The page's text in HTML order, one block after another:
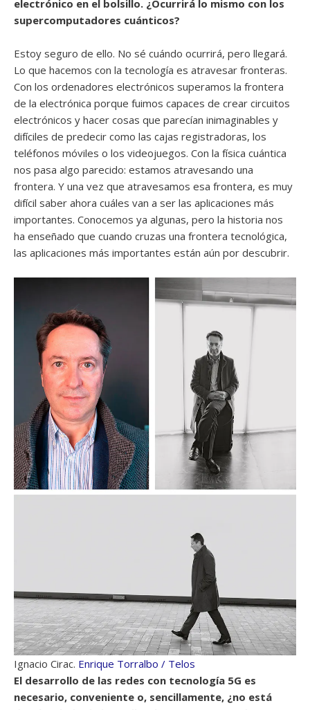
electrónico en el bolsillo. ¿Ocurrirá lo mismo con los
supercomputadores cuánticos?
Estoy seguro de ello. No sé cuándo ocurrirá, pero llegará.
Lo que hacemos con la tecnología es atravesar fronteras.
Con los ordenadores electrónicos superamos la frontera
de la electrónica porque fuimos capaces de crear circuitos
electrónicos y hacer cosas que parecían inimaginables y
difíciles de predecir como las cajas registradoras, los
teléfonos móviles o los videojuegos. Con la física cuántica
nos pasa algo parecido: estamos atravesando una
frontera. Y una vez que atravesamos esa frontera, es muy
difícil saber ahora cuáles van a ser las aplicaciones más
importantes. Conocemos ya algunas, pero la historia nos
ha enseñado que cuando cruzas una frontera tecnológica,
las aplicaciones más importantes están aún por descubrir.
Ignacio Cirac. Enrique Torralbo / Telos
El desarrollo de las redes con tecnología 5G es
necesario, conveniente o, sencillamente, ¿no está